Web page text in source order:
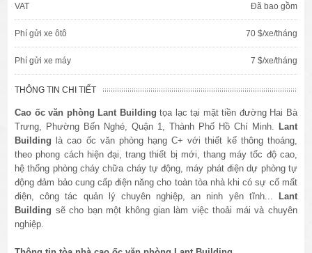
VAT Đã bao gồm
Phí gửi xe ôtô 70 $/xe/tháng
Phí gửi xe máy 7 $/xe/tháng
THÔNG TIN CHI TIẾT
Cao ốc văn phòng Lant Building tọa lạc tại mặt tiền đường Hai Bà
Trưng , Phường Bến Nghé , Quận 1, Thành Phố Hồ Chí Minh.
Lant
Building là cao ốc văn phòng hạng C+ với thiết kế thông thoáng,
theo phong cách hiện đại, trang thiết bị mới, thang máy tốc độ cao,
hệ thống phòng cháy chữa cháy tự động, máy phát điện dự phòng tự
động đảm bảo cung cấp điện năng cho toàn tòa nhà khi có sự cố mất
điện, công tác quản lý chuyên nghiệp, an ninh yên tĩnh...
Lant
Building sẽ cho bạn một không gian làm việc thoải mái và chuyên
nghiệp.